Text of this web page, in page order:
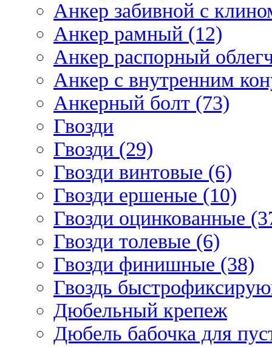
Анкер забивной с
Анкер рамный (12)
Анкер распорный
Анкер с внутренним
Анкерный болт (73)
Гвозди
Гвозди (29)
Гвозди винтовые (6)
Гвозди ершеные (10)
Гвозди оцинкованные
Гвозди толевые (6)
Гвозди финишные (38)
Гвоздь
Дюбельный крепеж
Дюбель бабочка для